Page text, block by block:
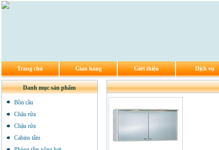
Trang chủ Gian hàng Giới thiệu Dịch vụ
Danh mục sản phẩm
Bồn cầu
Chậu rửa
Chậu rửa
Cabins tắm